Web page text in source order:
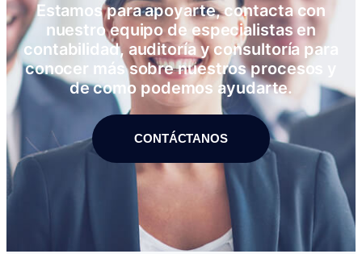
Estamos para apoyarte, contacta con
nuestro equipo de especialistas en
contabilidad, auditoría y consultoría para
conocer más sobre nuestros procesos y
de como podemos ayudarte.
CONTÁCTANOS